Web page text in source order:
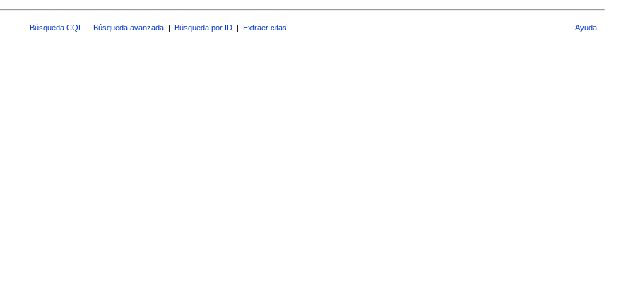
Búsqueda CQL Búsqueda avanzada Búsqueda por ID Extraer citas Ayuda